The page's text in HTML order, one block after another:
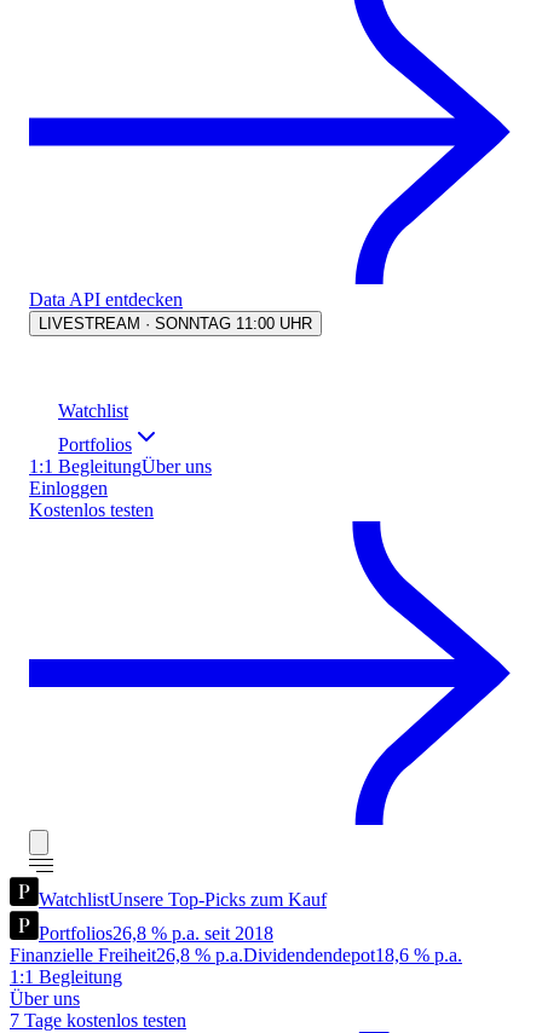
Data API entdecken
LIVESTREAM · SONNTAG 11:00 UHR
Watchlist
Portfolios
1:1 BegleitungÜber uns
Einloggen
Kostenlos testen
WatchlistUnsere Top-Picks zum Kauf
Portfolios26,8 % p.a. seit 2018
Finanzielle Freiheit26,8 % p.a.Dividendendepot18,6 % p.a.
1:1 Begleitung
Über uns
7 Tage kostenlos testen